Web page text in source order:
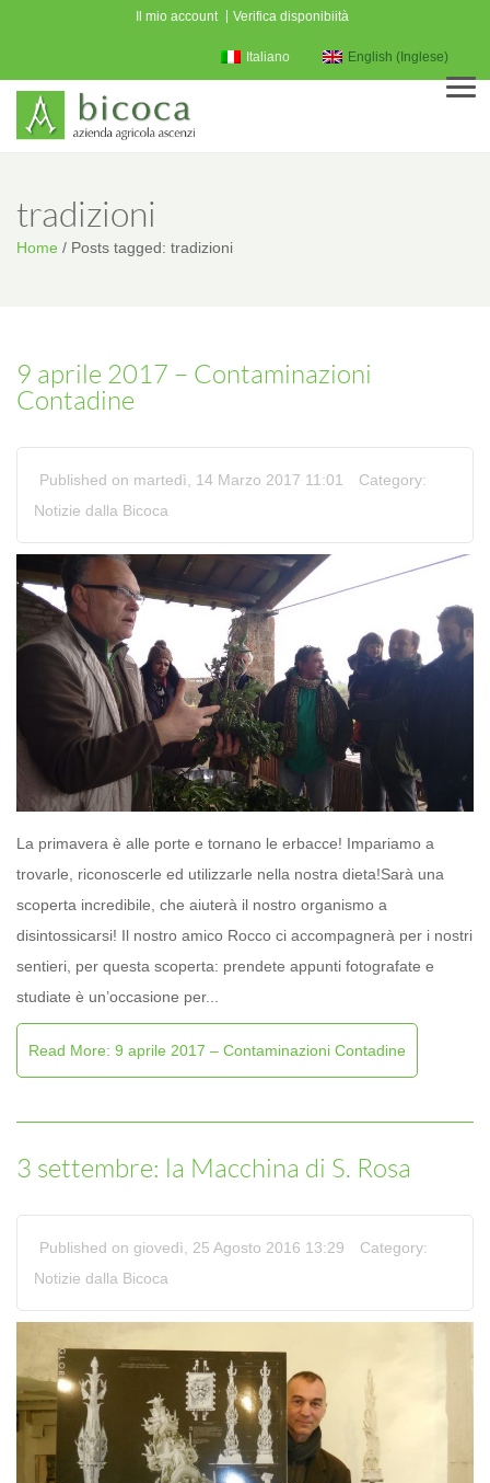
Il mio account Verifica disponibiità
Italiano English (Inglese)
tradizioni
Home / Posts tagged: tradizioni
9 aprile 2017 – Contaminazioni
Contadine
Published on martedì, 14 Marzo 2017 11:01
Category:
Notizie dalla Bicoca
La primavera è alle porte e tornano le erbacce! Impariamo a
trovarle, riconoscerle ed utilizzarle nella nostra dieta!Sarà una
scoperta incredibile, che aiuterà il nostro organismo a
disintossicarsi! Il nostro amico Rocco ci accompagnerà per i nostri
sentieri, per questa scoperta: prendete appunti fotografate e
studiate è un’occasione per...
Read More: 9 aprile 2017 – Contaminazioni Contadine
3 settembre: la Macchina di S. Rosa
Published on giovedì, 25 Agosto 2016 13:29
Category:
Notizie dalla Bicoca